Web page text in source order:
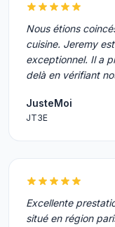
Nous étions
cuisine. Jeremy
exceptionnel. Il a
delà en vérifiant
JusteMoi
JT3E
Excellente
situé en région